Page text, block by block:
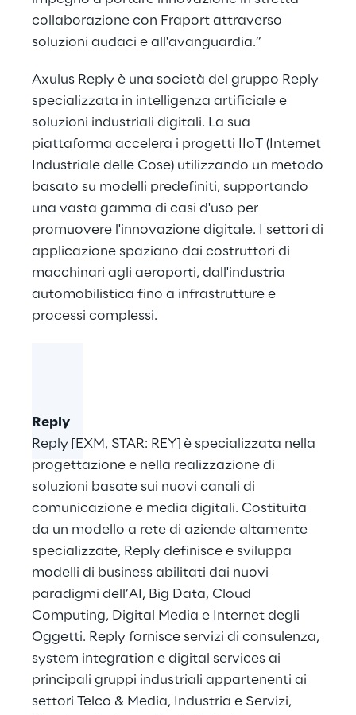
collaborazione con Fraport attraverso
soluzioni audaci e all'avanguardia.”
Axulus Reply è una società del gruppo Reply
specializzata in intelligenza artificiale e
soluzioni industriali digitali. La sua
piattaforma accelera i progetti IIoT (Internet
Industriale delle Cose) utilizzando un metodo
basato su modelli predefiniti, supportando
una vasta gamma di casi d'uso per
promuovere l'innovazione digitale. I settori di
applicazione spaziano dai costruttori di
macchinari agli aeroporti, dall'industria
automobilistica fino a infrastrutture e
processi complessi.
Reply
Reply [EXM, STAR: REY] è specializzata nella
progettazione e nella realizzazione di
soluzioni basate sui nuovi canali di
comunicazione e media digitali. Costituita
da un modello a rete di aziende altamente
specializzate, Reply definisce e sviluppa
modelli di business abilitati dai nuovi
paradigmi dell’AI, Big Data, Cloud
Computing, Digital Media e Internet degli
Oggetti. Reply fornisce servizi di consulenza,
system integration e digital services ai
principali gruppi industriali appartenenti ai
settori Telco & Media, Industria e Servizi,